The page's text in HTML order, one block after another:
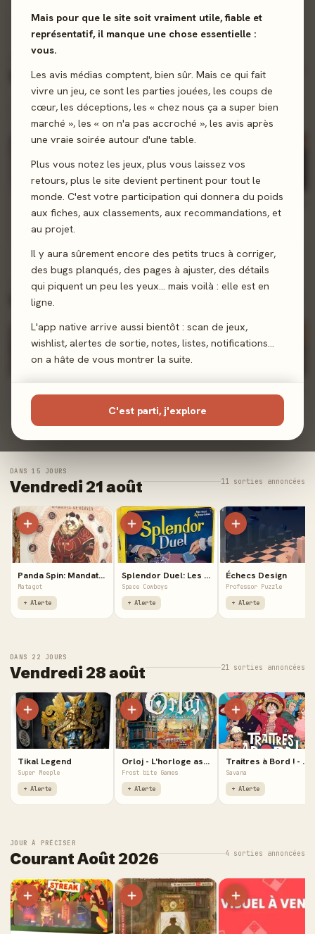
Mais pour que le site soit vraiment utile, fiable et
représentatif, il manque une chose essentielle :
vous.
Les avis médias comptent, bien sûr. Mais ce qui fait
vivre un jeu, ce sont les parties jouées, les coups de
cœur, les déceptions, les « chez nous ça a super bien
marché », les « on n'a pas accroché », les avis après
une vraie soirée autour d'une table.
Plus vous notez les jeux, plus vous laissez vos
retours, plus le site devient pertinent pour tout le
monde. C'est votre participation qui donnera du poids
aux fiches, aux classements, aux recommandations, et
au projet.
Il y aura sûrement encore des petits trucs à corriger,
des bugs planqués, des pages à ajuster, des détails
qui piquent un peu les yeux… mais voilà : elle est en
ligne.
L'app native arrive aussi bientôt : scan de jeux,
wishlist, alertes de sortie, notes, listes, notifications…
on a hâte de vous montrer la suite.
C'est parti, j'explore
Vendredi 7 août
Sort cette semaine - activez une alerte pour être prévenu
NOUVEAU
Qui Dés Mieux ?
Gigamic
+ Alerte
NOUVEAU
Déluge de Dragons
Lookout Games
Les XII Singes
DANS 8 JOURS
Vendredi 14 août
Origames
+ Alerte
Fantasy Flight Games
DANS 15 JOURS
Vendredi 21 août 11 sorties annoncées
Panda Spin: Mandate of Heaven - Extension
Matagot
+ Alerte
Splendor Duel: Les Faussaires - Extensions
Space Cowboys
+ Alerte
Échecs Design
Professor Puzzle
+ Alerte
DANS 22 JOURS
Vendredi 28 août 21 sorties annoncées
Tikal Legend
Super Meeple
+ Alerte
Orloj - L'horloge astronomique de Prague
Frost bite Games
+ Alerte
Traitres à Bord ! - One Piece
Savana
+ Alerte
JOUR À PRÉCISER
Courant Août 2026 4 sorties annoncées